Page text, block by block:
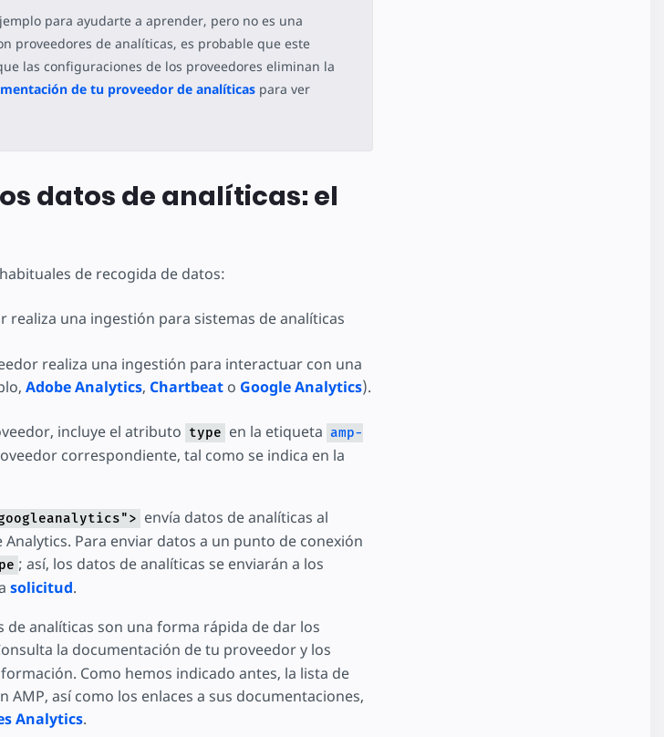
para ayudarte a aprender, pero no es una
proveedores de analíticas, es probable que este
las configuraciones de los proveedores eliminan la
de tu proveedor de analíticaspara ver
datos de analíticas: el
de recogida de datos:
una ingestión para sistemas de analíticas
realiza una ingestión para interactuar con una
Adobe Analytics, Chartbeato Google Analytics).
incluye el atributo type en la etiqueta amp-
correspondiente, tal como se indica en la
envía datos de analíticas al
Para enviar datos a un punto de conexión
; así, los datos de analíticas se enviarán a los
solicitud.
analíticas son una forma rápida de dar los
la documentación de tu proveedor y los
Como hemos indicado antes, la lista de
así como los enlaces a sus documentaciones,
Analytics.